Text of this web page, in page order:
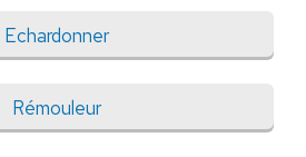
Echardonner
Rémouleur